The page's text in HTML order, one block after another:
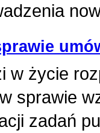
w życie
sprawie
zadań